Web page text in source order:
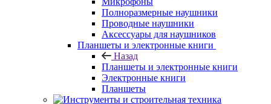
Полноразмерные наушники
Проводные наушники
Аксессуары для наушников
Планшеты и электронные книги
Назад
Планшеты и электронные книги
Электронные книги
Планшеты